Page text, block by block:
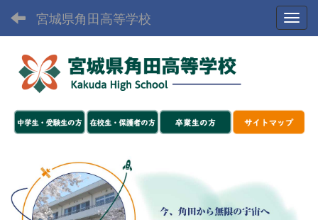
宮城県角田高等学校